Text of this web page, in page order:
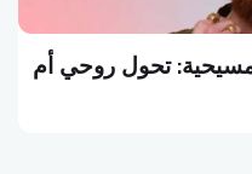
روحي أم
سلاف